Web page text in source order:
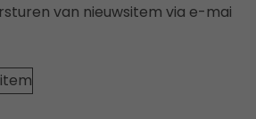
van nieuwsitem via e-mai